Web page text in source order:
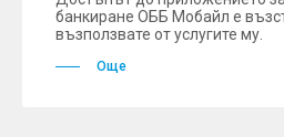
банкиране ОББ Мобайл е
възползвате от услугите му.
Още